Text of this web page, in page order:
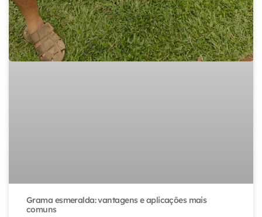
Grama esmeralda: vantagens e aplicações mais
comuns